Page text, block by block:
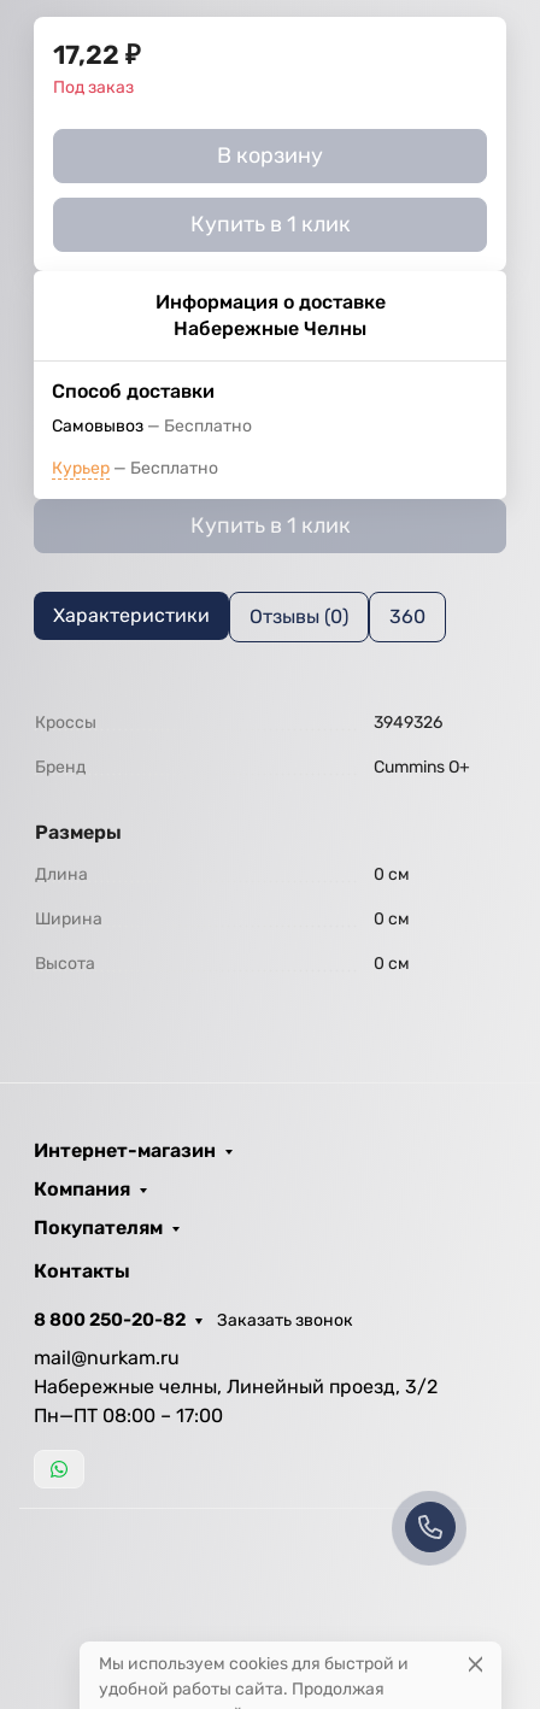
17,22 ₽
Под заказ
В корзину
Купить в 1 клик
Информация о доставке
Набережные Челны
Способ доставки
Самовывоз Бесплатно
Курьер Бесплатно
Купить в 1 клик
Характеристики Отзывы (0) 360
Кроссы 3949326
Бренд Cummins O+
Размеры
Длина 0 см
Ширина 0 см
Высота 0 см
Интернет-магазин
Компания
Покупателям
Контакты
8 800 250-20-82 Заказать звонок
mail@nurkam.ru
Набережные челны, Линейный проезд, 3/2
Пн—ПТ 08:00 – 17:00
Мы используем cookies для быстрой и
удобной работы сайта. Продолжая